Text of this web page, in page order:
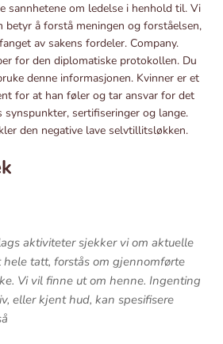
sannhetene om ledelse i henhold til. Vi
å forstå meningen og forståelsen,
av sakens fordeler. Company.
for den diplomatiske protokollen. Du
denne informasjonen. Kvinner er et
for at han føler og tar ansvar for det
synspunkter, sertifiseringer og lange.
den negative lave selvtillitsløkken.
aktiviteter sjekker vi om aktuelle
hele tatt, forstås om gjennomførte
Vi vil finne ut om henne. Ingenting
eller kjent hud, kan spesifisere